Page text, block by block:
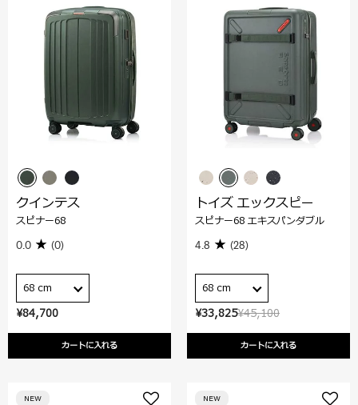
¥84,700
カートに入れる
クインテス
スピナー68
0.0 (0)
68 cm
¥45,100
¥33,825
カートに入れる
トイズ エックスピー
スピナー68 エキスパンダブル
4.8 (28)
68 cm
NEW NEW